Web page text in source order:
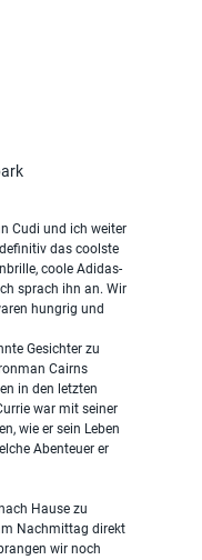
Cudi und ich weiter
das coolste
coole Adidas-
sprach ihn an. Wir
hungrig und
Gesichter zu
Cairns
in den letzten
war mit seiner
wie er sein Leben
Abenteuer er
Hause zu
Nachmittag direkt
wir noch